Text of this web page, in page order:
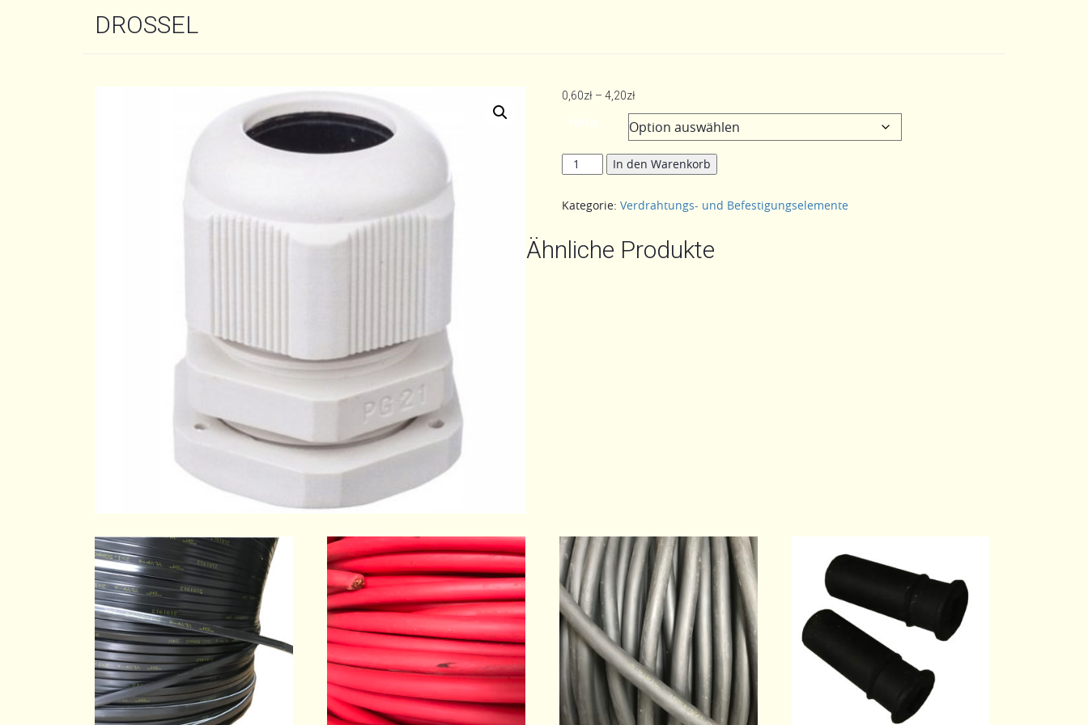
DROSSEL
0,60zł –4,20złPreisspanne:
0,60zł
bis
DROSSEL
Menge
In den Warenkorb
Kategorie:Verdrahtungs- und Befestigungselemente
Ähnliche Produkte